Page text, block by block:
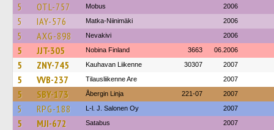
5 OTL-757 Mobus 2006
5 IAY-576 Matka-Niinimäki 2006
5 AXG-898 Nevakivi 2006
5 JJT-305 Nobina Finland 3663 06.2006
5 ZNY-745 Kauhavan Liikenne 30307 2007
5 VVB-237 Tilausliikenne Are 2007
5 SBY-173 Åbergin Linja 221-07 2007
5 RPG-188 L-l. J. Salonen Oy 2007
5 MJI-672 Satabus 2007